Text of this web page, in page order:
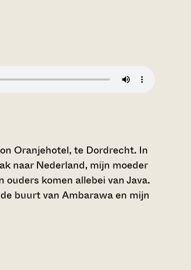
Oranjehotel, te Dordrecht. In
naar Nederland, mijn moeder
komen allebei van Java.
buurt van Ambarawa en mijn